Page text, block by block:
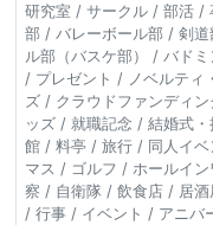
研究室 / サークル / 部活
部 / バレーボール部 / 剣
ル部（バスケ部） / バド
/ プレゼント / ノベルティ
ズ / クラウドファンディ
ッズ / 就職記念 / 結婚式
館 / 料亭 / 旅行 / 同人イ
マス / ゴルフ / ホールイ
察 / 自衛隊 / 飲食店 / 居
/ 行事 / イベント / アニバ